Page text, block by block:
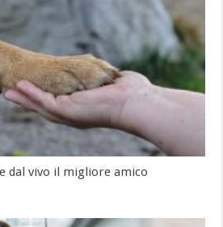
dal vivo il migliore amico